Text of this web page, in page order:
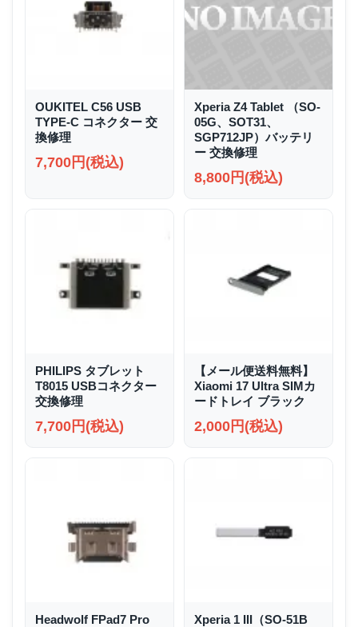
OUKITEL C56 USB
TYPE-C コネクター 交
換修理
7,700円(税込)
Xperia Z4 Tablet （SO-
05G、SOT31、
SGP712JP）バッテリ
ー 交換修理
8,800円(税込)
PHILIPS タブレット
T8015 USBコネクター
交換修理
7,700円(税込)
【メール便送料無料】
Xiaomi 17 Ultra SIMカ
ードトレイ ブラック
2,000円(税込)
Headwolf FPad7 Pro
Xperia 1 III（SO-51B